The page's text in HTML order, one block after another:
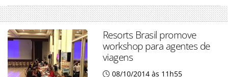
Resorts Brasil promove
workshop para agentes de
viagens
08/10/2014 às 11h55